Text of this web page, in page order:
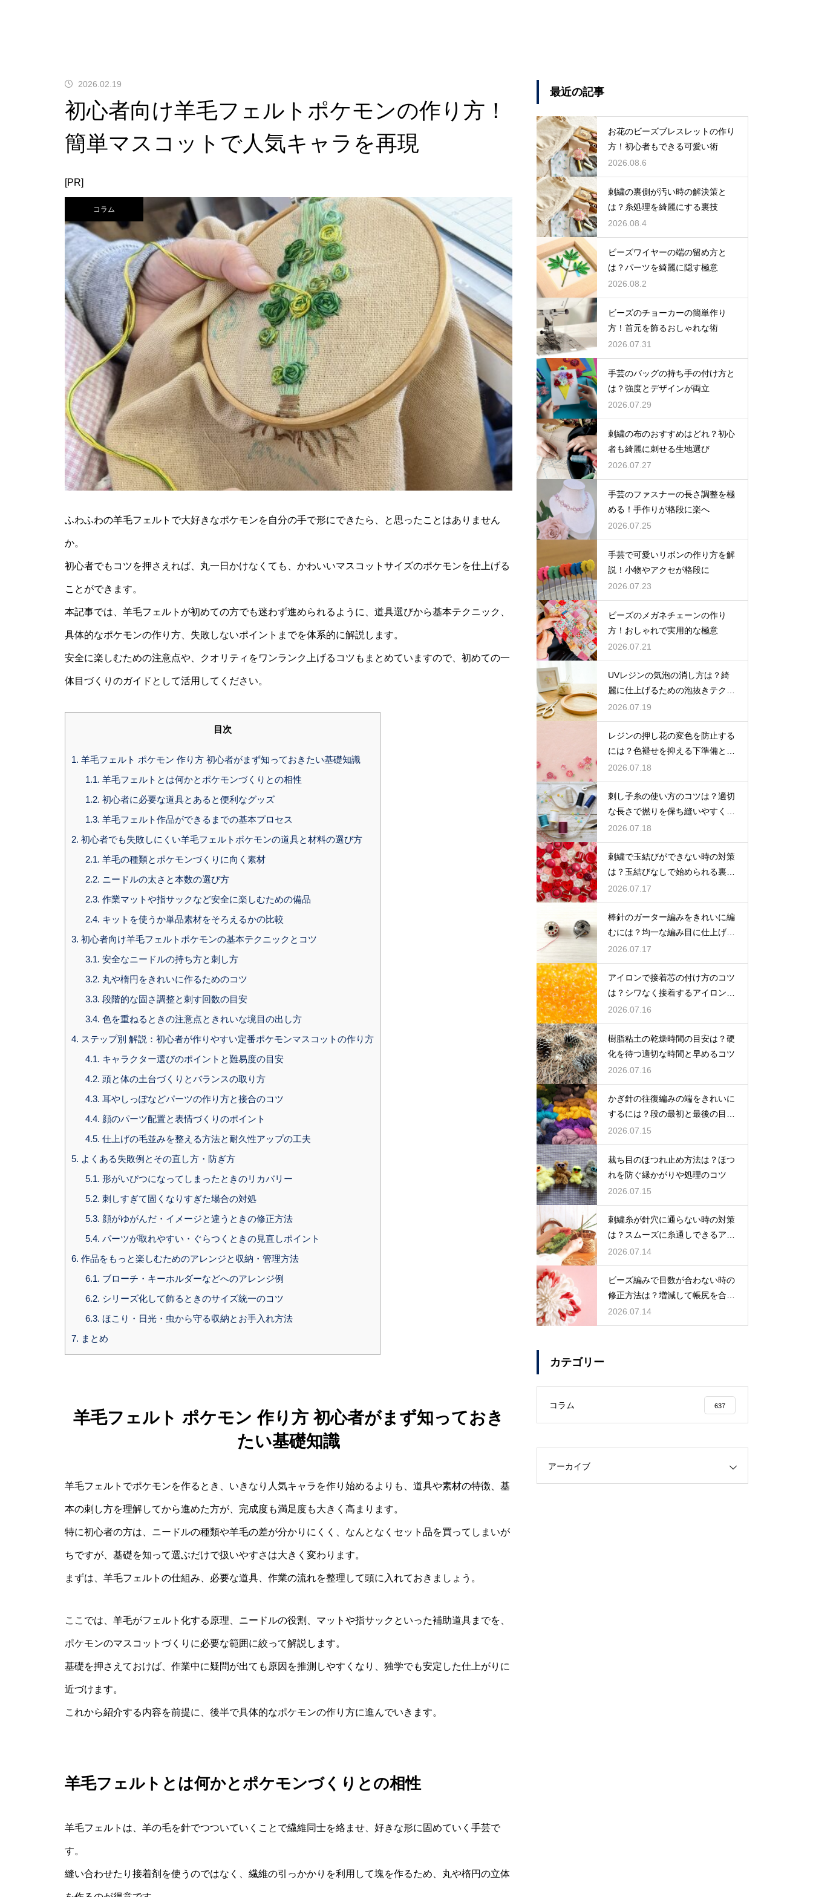
2026.02.19
初心者向け羊毛フェルトポケモンの作り方！
簡単マスコットで人気キャラを再現
[PR]
コラム
ふわふわの羊毛フェルトで大好きなポケモンを自分の手で形にできたら、と思ったことはありません
か。
初心者でもコツを押さえれば、丸一日かけなくても、かわいいマスコットサイズのポケモンを仕上げる
ことができます。
本記事では、羊毛フェルトが初めての方でも迷わず進められるように、道具選びから基本テクニック、
具体的なポケモンの作り方、失敗しないポイントまでを体系的に解説します。
安全に楽しむための注意点や、クオリティをワンランク上げるコツもまとめていますので、初めての一
体目づくりのガイドとして活用してください。
目次
1. 羊毛フェルト ポケモン 作り方 初心者がまず知っておきたい基礎知識
1.1. 羊毛フェルトとは何かとポケモンづくりとの相性
1.2. 初心者に必要な道具とあると便利なグッズ
1.3. 羊毛フェルト作品ができるまでの基本プロセス
2. 初心者でも失敗しにくい羊毛フェルトポケモンの道具と材料の選び方
2.1. 羊毛の種類とポケモンづくりに向く素材
2.2. ニードルの太さと本数の選び方
2.3. 作業マットや指サックなど安全に楽しむための備品
2.4. キットを使うか単品素材をそろえるかの比較
3. 初心者向け羊毛フェルトポケモンの基本テクニックとコツ
3.1. 安全なニードルの持ち方と刺し方
3.2. 丸や楕円をきれいに作るためのコツ
3.3. 段階的な固さ調整と刺す回数の目安
3.4. 色を重ねるときの注意点ときれいな境目の出し方
4. ステップ別 解説：初心者が作りやすい定番ポケモンマスコットの作り方
4.1. キャラクター選びのポイントと難易度の目安
4.2. 頭と体の土台づくりとバランスの取り方
4.3. 耳やしっぽなどパーツの作り方と接合のコツ
4.4. 顔のパーツ配置と表情づくりのポイント
4.5. 仕上げの毛並みを整える方法と耐久性アップの工夫
5. よくある失敗例とその直し方・防ぎ方
5.1. 形がいびつになってしまったときのリカバリー
5.2. 刺しすぎて固くなりすぎた場合の対処
5.3. 顔がゆがんだ・イメージと違うときの修正方法
5.4. パーツが取れやすい・ぐらつくときの見直しポイント
6. 作品をもっと楽しむためのアレンジと収納・管理方法
6.1. ブローチ・キーホルダーなどへのアレンジ例
6.2. シリーズ化して飾るときのサイズ統一のコツ
6.3. ほこり・日光・虫から守る収納とお手入れ方法
7. まとめ
羊毛フェルト ポケモン 作り方 初心者がまず知っておき
たい基礎知識
羊毛フェルトでポケモンを作るとき、いきなり人気キャラを作り始めるよりも、道具や素材の特徴、基
本の刺し方を理解してから進めた方が、完成度も満足度も大きく高まります。
特に初心者の方は、ニードルの種類や羊毛の差が分かりにくく、なんとなくセット品を買ってしまいが
ちですが、基礎を知って選ぶだけで扱いやすさは大きく変わります。
まずは、羊毛フェルトの仕組み、必要な道具、作業の流れを整理して頭に入れておきましょう。
ここでは、羊毛がフェルト化する原理、ニードルの役割、マットや指サックといった補助道具までを、
ポケモンのマスコットづくりに必要な範囲に絞って解説します。
基礎を押さえておけば、作業中に疑問が出ても原因を推測しやすくなり、独学でも安定した仕上がりに
近づけます。
これから紹介する内容を前提に、後半で具体的なポケモンの作り方に進んでいきます。
羊毛フェルトとは何かとポケモンづくりとの相性
羊毛フェルトは、羊の毛を針でつついていくことで繊維同士を絡ませ、好きな形に固めていく手芸で
す。
縫い合わせたり接着剤を使うのではなく、繊維の引っかかりを利用して塊を作るため、丸や楕円の立体
最近の記事
お花のビーズブレスレットの作り
方！初心者もできる可愛い術
2026.08.6
刺繍の裏側が汚い時の解決策と
は？糸処理を綺麗にする裏技
2026.08.4
ビーズワイヤーの端の留め方と
は？パーツを綺麗に隠す極意
2026.08.2
ビーズのチョーカーの簡単作り
方！首元を飾るおしゃれな術
2026.07.31
手芸のバッグの持ち手の付け方と
は？強度とデザインが両立
2026.07.29
刺繍の布のおすすめはどれ？初心
者も綺麗に刺せる生地選び
2026.07.27
手芸のファスナーの長さ調整を極
める！手作りが格段に楽へ
2026.07.25
手芸で可愛いリボンの作り方を解
説！小物やアクセが格段に
2026.07.23
ビーズのメガネチェーンの作り
方！おしゃれで実用的な極意
2026.07.21
UVレジンの気泡の消し方は？綺
麗に仕上げるための泡抜きテクニ
ック
2026.07.19
レジンの押し花の変色を防止する
には？色褪せを抑える下準備とU
Vカットの工夫
2026.07.18
刺し子糸の使い方のコツは？適切
な長さで撚りを保ち縫いやすくす
る方法
2026.07.18
刺繍で玉結びができない時の対策
は？玉結びなしで始められる裏技
や練習法
2026.07.17
棒針のガーター編みをきれいに編
むには？均一な編み目に仕上げる
コツ
2026.07.17
アイロンで接着芯の付け方のコツ
は？シワなく接着するアイロンが
けのポイント
2026.07.16
樹脂粘土の乾燥時間の目安は？硬
化を待つ適切な時間と早めるコツ
2026.07.16
かぎ針の往復編みの端をきれいに
するには？段の最初と最後の目を
揃えるポイント
2026.07.15
裁ち目のほつれ止め方法は？ほつ
れを防ぐ縁かがりや処理のコツ
2026.07.15
刺繍糸が針穴に通らない時の対策
は？スムーズに糸通しできるアイ
テムとコツ
2026.07.14
ビーズ編みで目数が合わない時の
修正方法は？増減して帳尻を合わ
せるコツ
2026.07.14
カテゴリー
コラム 637
アーカイブ